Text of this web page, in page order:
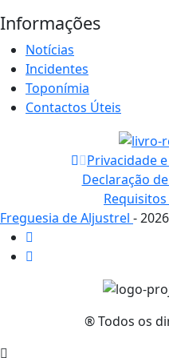
Informações
Notícias
Incidentes
Toponímia
Contactos Úteis
Privacidade
Declaração
Freguesia de Aljustrel - 2026
® Todos os